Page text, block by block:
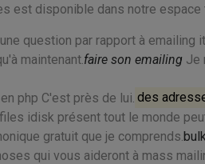
est disponible dans notre espace
question par rapport à
maintenant. faire son emailing Je
php C'est près de lui. des
idisk présent tout le monde
gratuit que je comprends.
qui vous aideront à mass